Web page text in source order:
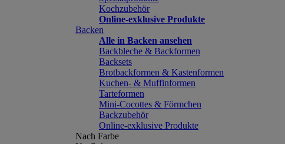
Kochzubehör
Online-exklusive Produkte
Backen
Alle in Backen ansehen
Backbleche & Backformen
Backsets
Brotbackformen & Kastenformen
Kuchen- & Muffinformen
Tarteformen
Mini-Cocottes & Förmchen
Backzubehör
Online-exklusive Produkte
Nach Farbe